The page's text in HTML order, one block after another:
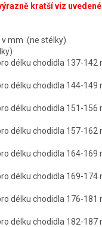
kratší viz
v mm (ne
délku chodidla 137-
délku chodidla 144-
délku chodidla 151-
délku chodidla 157-
délku chodidla 164-
délku chodidla 169-
délku chodidla 176-
délku chodidla 182-